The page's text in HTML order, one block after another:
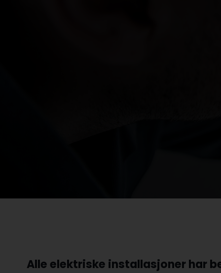
Alle elektriske installasjoner har